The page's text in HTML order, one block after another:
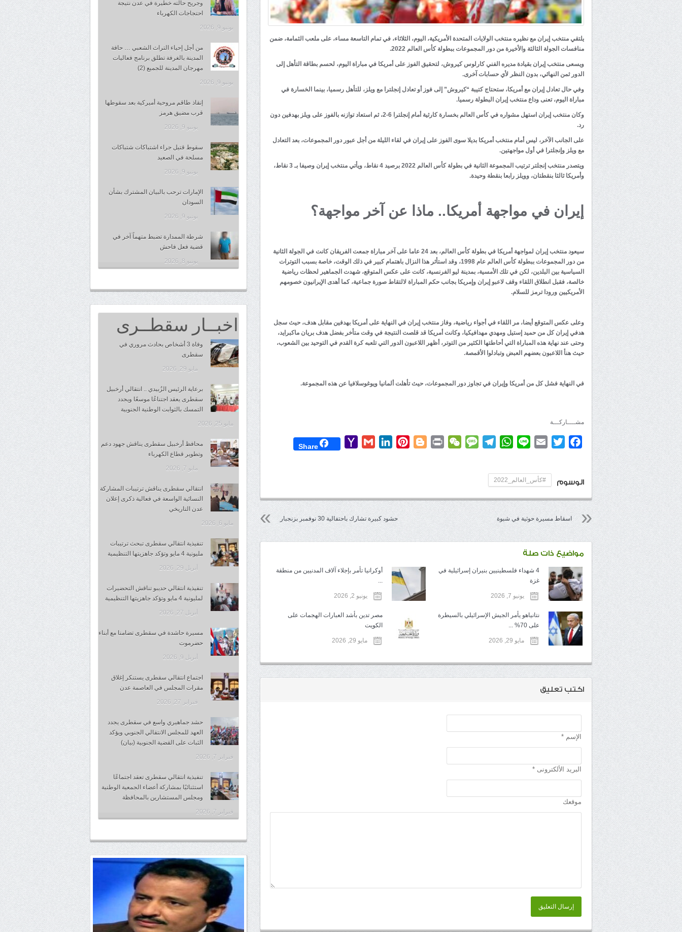
يلتقي منتخب إيران مع نظيره منتخب الولايات المتحدة الأمريكية، اليوم، الثلاثاء، في تمام التاسعة مساء، على ملعب الثمامة، ضمن
منافسات الجولة الثالثة والأخيرة من دور المجموعات ببطولة كأس العالم 2022.
ويسعى منتخب إيران بقيادة مديره الفني كارلوس كيروش، لتحقيق الفوز على أمريكا في مباراة اليوم، لحسم بطاقة التأهل إلى
الدور ثمن النهائي، بدون النظر لأي حسابات آخرى.
وفي حال تعادل إيران مع أمريكا، ستحتاج كتيبة “كيروش” إلى فوز أو تعادل إنجلترا مع ويلز، للتأهل رسميا، بينما الخسارة في
مباراة اليوم، تعنى وداع منتخب إيران البطولة رسميا.
وكان منتخب إيران استهل مشواره في كأس العالم بخسارة كارثية أمام إنجلترا 6-2، ثم استعاد توازنه بالفوز على ويلز بهدفين دون
رد.
على الجانب الآخر، ليس أمام منتخب أمريكا بديلا سوى الفوز على إيران في لقاء الليلة من أجل عبور دور المجموعات، بعد التعادل
مع ويلز وإنجلترا في أول مواجهتين.
ويتصدر منتخب إنجلتر ترتيب المجموعة الثانية في بطولة كأس العالم 2022 برصيد 4 نقاط، ويأتي منتخب إيران وصيفا بـ 3 نقاط،
وأمريكا ثالثا بنقطتان، وويلز رابعا بنقطة وحيدة.
إيران في مواجهة أمريكا.. ماذا عن آخر مواجهة؟
سيعود منتخب إيران لمواجهة أمريكا في بطولة كأس العالم، بعد 24 عاما على آخر مباراة جمعت الفريقان كانت في الجولة الثانية
من دور المجموعات ببطولة كأس العالم عام 1998، وقد استأثر هذا النزال باهتمام كبير في ذلك الوقت، خاصة بسبب التوترات
السياسية بين البلدين، لكن في تلك الأمسية، بمدينة ليو الفرنسية، كانت على عكس المتوقع، شهدت الجماهير لحظات رياضية
خالصة، فقبل انطلاق اللقاء وقف لاعبو إيران وإمريكا بجانب حكم المباراة لالتقاط صورة جماعية، كما أهدى الإيرانيون خصومهم
الأمريكيين ورودا ترمز للسلام.
وعلى عكس المتوقع أيضا، مر اللقاء في أجواء رياضية، وفاز منتخب إيران في النهاية على أمريكا بهدفين مقابل هدف، حيث سجل
هدفي إيران كل من حميد إستيل ومهدي مهدافيكيا، وكانت أمريكا قد قلصت النتيجة في وقت متأخر بفضل هدف بريان ماكبرايد،
وحتى عند نهاية هذه المباراة التي أحاطتها الكثير من التوتر، أظهر اللاعبون الدور التي تلعبه كرة القدم في التوحيد بين الشعوب،
حيث هنأ اللاعبون بعضهم العبض وتبادلوا الأقمصة.
في النهاية فشل كل من أمريكا وإيران في تجاوز دور المجموعات، حيث تأهلت ألمانيا ويوغوسلافيا عن هذه المجموعة.
مشــــاركـــة
Facebook
Twitter
Email
Line
WhatsApp
Telegram
Message
WeChat
Print
Blogger
Pinterest
LinkedIn
Gmail
Yahoo
Share
الوسوم #كأس_العالم_2022
حشود كبيرة تشارك باحتفالية 30 نوفمبر بزنجبار اسقاط مسيرة حوثية في شبوة
مواضيع ذات صلة
4 شهداء فلسطينيين بنيران إسرائيلية في
غزة
يونيو 7, 2026
أوكرانيا تأمر بإجلاء آلاف المدنيين من منطقة
...
يونيو 2, 2026
نتانياهو يأمر الجيش الإسرائيلي بالسيطرة
على 70% ...
مايو 29, 2026
مصر تدين بأشد العبارات الهجمات على
الكويت
مايو 29, 2026
اكتب تعليق
الإسم *
البريد الألكترونى *
موقعك
إرسال التعليق
وجريح حالته خطيرة في عدن نتيجة
احتجاجات الكهرباء
يونيو 9, 2026
من أجل إحياء التراث الشعبي … حافة
المدينة بالغرفة تطلق برنامج فعاليات
مهرجان المدينة للجميع (2)
يونيو 9, 2026
إنقاذ طاقم مروحية أميركية بعد سقوطها
قرب مضيق هرمز
يونيو 9, 2026
سقوط قتيل جراء اشتباكات شتباكات
مسلحة في الصعيد
يونيو 9, 2026
الإمارات ترحب بالبيان المشترك بشأن
السودان
يونيو 9, 2026
شرطة الممدارة تضبط متهماً آخر في
قضية فعل فاحش
يونيو 8, 2026
اخبــار سقطــرى
وفاة 3 أشخاص بحادث مروري في
سقطرى
مايو 29, 2026
برعاية الرئيس الزُبيدي .. انتقالي أرخبيل
سقطرى يعقد اجتناعُا موسعًا ويجدد
التمسك بالثوابت الوطنية الجنوبية
مايو 25, 2026
محافظ أرخبيل سقطرى يناقش جهود دعم
وتطوير قطاع الكهرباء
مايو 7, 2026
انتقالي سقطرى يناقش ترتيبات المشاركة
النسائية الواسعة في فعالية ذكرى إعلان
عدن التاريخي
مايو 6, 2026
تنفيذية انتقالي سقطرى تبحث ترتيبات
مليونية 4 مايو وتؤكد جاهزيتها التنظيمية
أبريل 29, 2026
تنفيذية انتقالي حديبو تناقش التحضيرات
لمليونية 4 مايو وتؤكد جاهزيتها التنظيمية
أبريل 27, 2026
مسيرة حاشدة في سقطرى تضامنا مع أبناء
حضرموت
أبريل 9, 2026
اجتماع انتقالي سقطرى يستنكر إغلاق
مقرات المجلس في العاصمة عدن
فبراير 27, 2026
حشد جماهيري واسع في سقطرى يجدد
العهد للمجلس الانتقالي الجنوبي ويؤكد
الثبات على القضية الجنوبية (بيان)
فبراير 7, 2026
تنفيذية انتقالي سقطرى تعقد اجتماعًا
استثنائيًا بمشاركة أعضاء الجمعية الوطنية
ومجلس المستشارين بالمحافظة
فبراير 7, 2026